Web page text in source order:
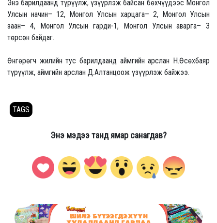
Энэ барилдаанд түрүүлж, үзүүрлэж байсан бөхчүүдээс Монгол
Улсын начин– 12, Монгол Улсын харцага– 2, Монгол Улсын
заан– 4, Монгол Улсын гарди-1, Монгол Улсын аварга– 3
төрсөн байдаг.
Өнгөрөгч жилийн тус барилдаанд аймгийн арслан Н.Өсөхбаяр
түрүүлж, аймгийн арслан Д.Алтанцоож үзүүрлэж байжээ.
TAGS
Энэ мэдээ танд ямар санагдав?